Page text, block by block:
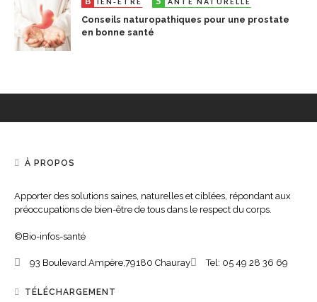
Conseils naturopathiques pour une prostate
en bonne santé
À PROPOS
Apporter des solutions saines, naturelles et ciblées, répondant aux
préoccupations de bien-être de tous dans le respect du corps.
©Bio-infos-santé
93 Boulevard Ampère,79180 Chauray Tel: 05 49 28 36 69
TÉLÉCHARGEMENT